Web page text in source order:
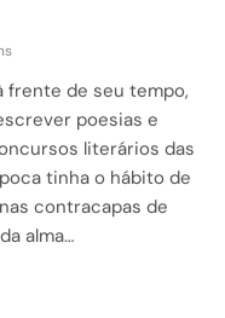
frente de seu tempo,
poesias e
literários das
tinha o hábito de
contracapas de
alma…